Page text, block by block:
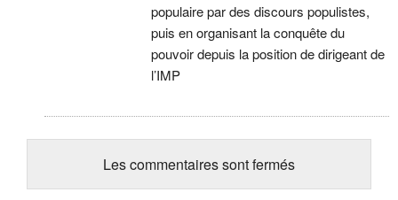
populaire par des discours populistes,
puis en organisant la conquête du
pouvoir depuis la position de dirigeant de
l’IMP
Les commentaires sont fermés